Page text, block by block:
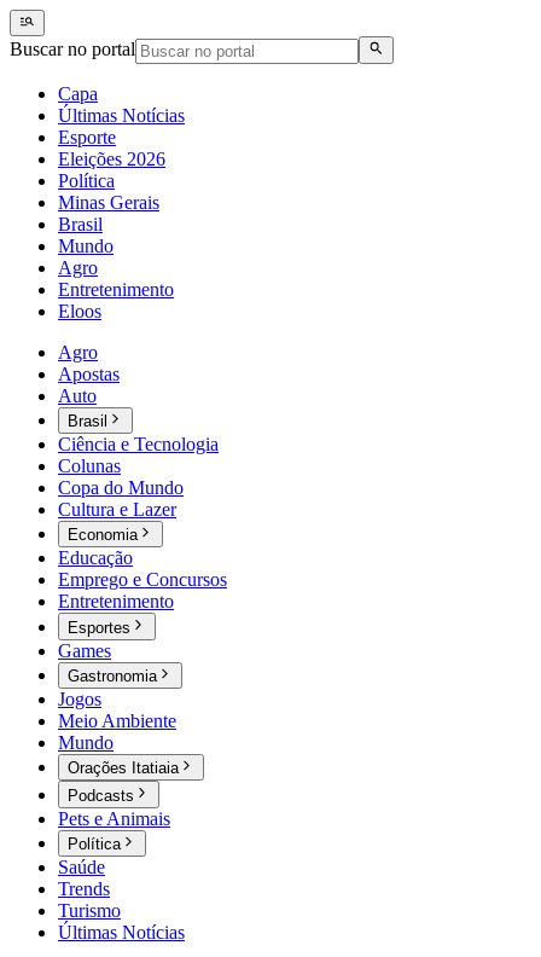
Buscar no portal
Capa
Últimas Notícias
Esporte
Eleições 2026
Política
Minas Gerais
Brasil
Mundo
Agro
Entretenimento
Eloos
Agro
Apostas
Auto
Brasil
Ciência e Tecnologia
Colunas
Copa do Mundo
Cultura e Lazer
Economia
Educação
Emprego e Concursos
Entretenimento
Esportes
Games
Gastronomia
Jogos
Meio Ambiente
Mundo
Orações Itatiaia
Podcasts
Pets e Animais
Política
Saúde
Trends
Turismo
Últimas Notícias